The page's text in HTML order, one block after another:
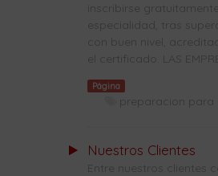
inscribirse gratuitamente
especialidad, tras
con buen nivel,
el certificado. LAS
Página
preparacion para
Nuestros Clientes
Entre nuestros clientes